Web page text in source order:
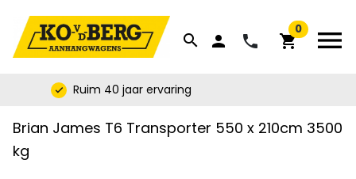
search person phone shopping_cart
0 menu
check Ruim 40 jaar ervaring
Brian James T6 Transporter 550 x 210cm 3500
kg

